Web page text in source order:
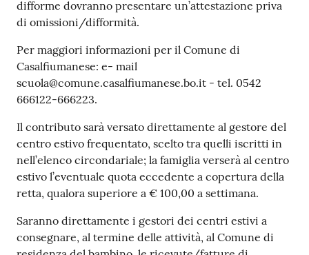
difforme dovranno presentare un’attestazione priva
di omissioni/difformità.
Per maggiori informazioni per il Comune di
Casalfiumanese: e- mail
scuola@comune.casalfiumanese.bo.it - tel. 0542
666122-666223.
Il contributo sarà versato direttamente al gestore del
centro estivo frequentato, scelto tra quelli iscritti in
nell’elenco circondariale; la famiglia verserà al centro
estivo l’eventuale quota eccedente a copertura della
retta, qualora superiore a € 100,00 a settimana.
Saranno direttamente i gestori dei centri estivi a
consegnare, al termine delle attività, al Comune di